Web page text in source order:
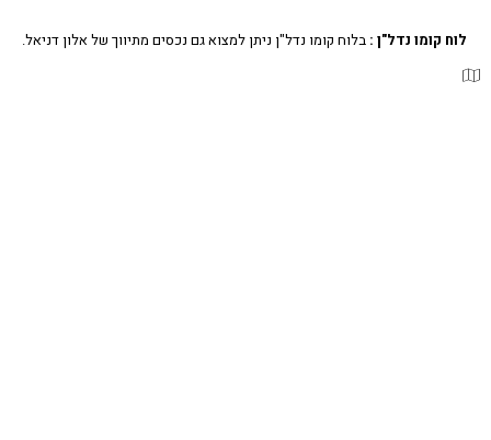
לוח קומו נדל"ן : בלוח קומו נדל"ן ניתן למצוא גם נכסים מתיווך של אלון דניאל.